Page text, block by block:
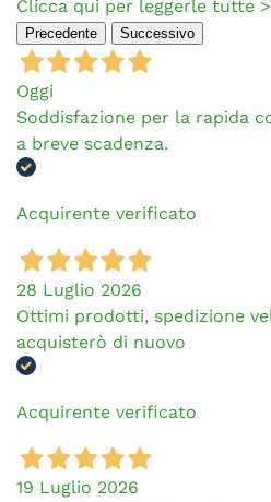
Clicca qui per leggerle tutte >
Precedente Successivo
Oggi
Soddisfazione per la rapida
a breve scadenza.
Acquirente verificato
28 Luglio 2026
Ottimi prodotti, spedizione
acquisterò di nuovo
Acquirente verificato
19 Luglio 2026